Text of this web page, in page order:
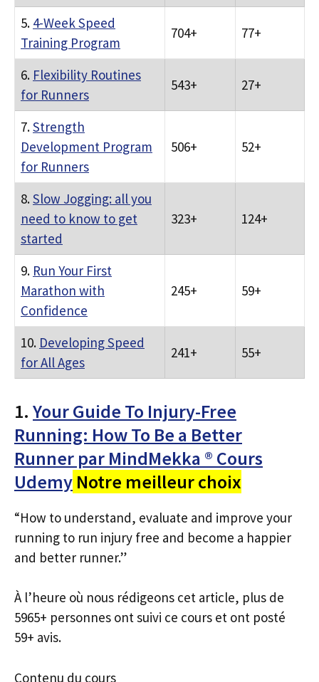
5. 4-Week Speed
Training Program
704+ 77+
6. Flexibility Routines
for Runners
543+ 27+
7.Strength
Development Program
for Runners
506+ 52+
8.Slow Jogging: all you
need to know to get
started
323+ 124+
9. Run Your First
Marathon with
Confidence
245+ 59+
10. Developing Speed
for All Ages
241+ 55+
1. Your Guide To Injury-Free
Running: How To Be a Better
Runner par MindMekka ® Cours
Udemy Notre meilleur choix
“How to understand, evaluate and improve your
running to run injury free and become a happier
and better runner.”
À l’heure où nous rédigeons cet article, plus de
5965+ personnes ont suivi ce cours et ont posté
59+ avis.
Contenu du cours